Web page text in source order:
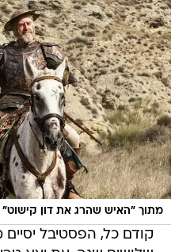
מתוך "האיש שהרג את דון קישוט"
קודם כל, הפסטיבל